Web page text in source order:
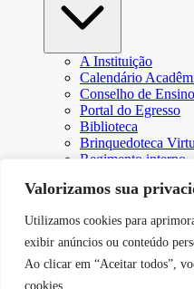
Valorizamos sua
Utilizamos cookies para
exibir anúncios ou conteúdo
Ao clicar em “Aceitar todos”,
cookies.
A Instituição
Calendário
Conselho de
Portal do Egresso
Biblioteca
Brinquedoteca
Regimento interno
Resoluções e
CPA – Comissão
Núcleo de Apoio
Programa de
Núcleo de Arte e